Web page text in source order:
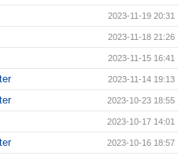
2023-11-19 20:31
2023-11-18 21:26
2023-11-15 16:41
2023-11-14 19:13
2023-10-23 18:55
2023-10-17 14:01
2023-10-16 18:57